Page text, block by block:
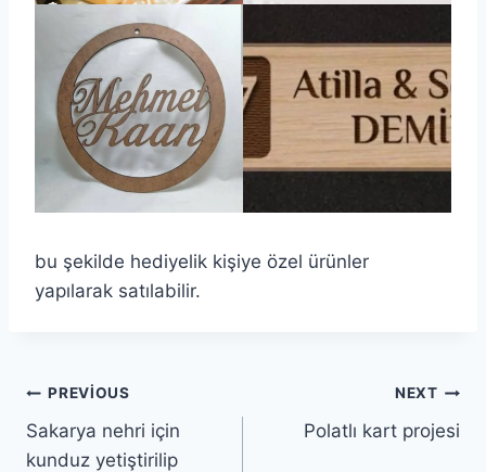
bu şekilde hediyelik kişiye özel ürünler
yapılarak satılabilir.
Yazı
gezinmesi
PREVIOUS
Sakarya nehri için
kunduz yetiştirilip
NEXT
Polatlı kart projesi